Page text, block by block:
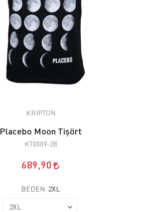
KRIPTON
Placebo Moon Tişört
KT0009-28
689,90
BEDEN: 2XL